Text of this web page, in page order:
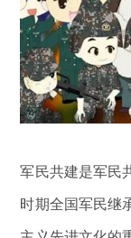
军民共建是军民
时期全国军民继